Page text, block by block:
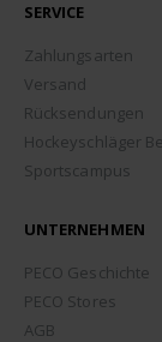
SERVICE
Zahlungsarten
Versand
Rücksendungen
Hockeyschläger
Sportscampus
UNTERNEHMEN
PECO Geschichte
PECO Stores
AGB